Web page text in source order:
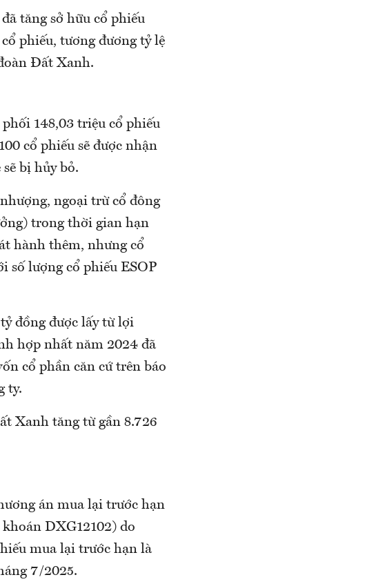
tăng sở hữu cổ phiếu
phiếu, tương đương tỷ lệ
Đất Xanh.
148,03 triệu cổ phiếu
cổ phiếu sẽ được nhận
bị hủy bỏ.
ngoại trừ cổ đông
trong thời gian hạn
hành thêm, nhưng cổ
số lượng cổ phiếu ESOP
đồng được lấy từ lợi
hợp nhất năm 2024 đã
cổ phần căn cứ trên báo
ty.
Xanh tăng từ gần 8.726
án mua lại trước hạn
DXG12102) do
mua lại trước hạn là
7/2025.